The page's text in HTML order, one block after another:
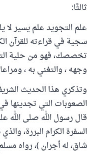
ثالثًا:
علم التجويد علم يسير لا
سجية في قراءته للقرآن
تخصصك، فهو من حلية
وجهه ، والتغني به ،
وتذكري هذا الحديث
الصعوبات التي تجدينها
قال رسول الله صلى الله
السفرة الكرام البررة،
شاق، له أجران )، رواه مسلم،